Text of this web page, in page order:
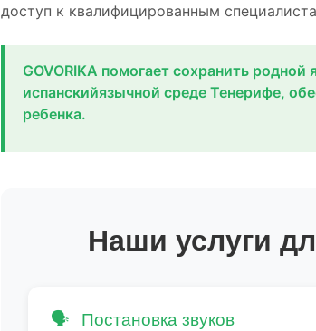
доступ к квалифицированным
GOVORIKA помогает сохранить
испанскийязычной среде Тенерифе,
ребенка.
Наши услуги
🗣 Постановка звуков